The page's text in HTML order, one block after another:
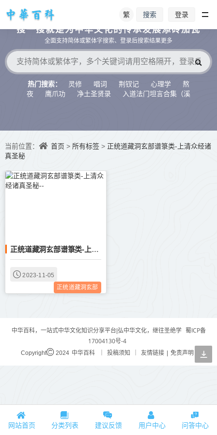
繁 搜索 登录
搜一搜就是为中华文化的传承发展添砖加瓦
全面支持简体或繁体字搜索、登录后搜索结果更多
热门搜索： 灵修 唱词 荆钗记 心理学
熬
夜
鹰爪功 净土圣贤录
入道法门坦言合集（溪
当前位置： 首页 > 所有标签 > 正统道藏洞玄部谱箓类-上清众经诸
真圣秘
正统道藏洞玄部谱箓类-上清众经诸真圣秘--
2023-11-05
正统道藏洞玄部
中华百科，一站式中华文化知识分享平台|弘中华文化，继往圣绝学 蜀ICP备
17004130号-4
Copyright 2024 中华百科 投稿须知 友情链接 | 免责声明
网站首页 分类列表 建议反馈 用户中心 问答中心